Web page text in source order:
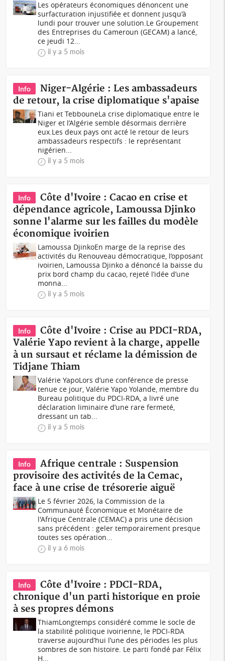
Les opérateurs économiques dénoncent une
surfacturation injustifiée et donnent jusqu'à
lundi pour trouver une solution.Le Groupement
des Entreprises du Cameroun (GECAM) a lancé,
ce jeudi 12...
il y a 5 mois
Info
Niger-Algérie : Les ambassadeurs
de retour, la crise diplomatique s'apaise
Tiani et TebbouneLa crise diplomatique entre le
Niger et l’Algérie semble désormais derrière
eux.Les deux pays ont acté le retour de leurs
ambassadeurs respectifs : le représentant
nigérien...
il y a 5 mois
Info
Côte d'Ivoire : Cacao en crise et
dépendance agricole, Lamoussa Djinko
sonne l'alarme sur les failles du modèle
économique ivoirien
Lamoussa DjinkoEn marge de la reprise des
activités du Renouveau démocratique, l’opposant
ivoirien, Lamoussa Djinko a dénoncé la baisse du
prix bord champ du cacao, rejeté l’idée d’une
monna...
il y a 5 mois
Info
Côte d'Ivoire : Crise au PDCI-RDA,
Valérie Yapo revient à la charge, appelle
à un sursaut et réclame la démission de
Tidjane Thiam
Valérie YapoLors d’une conférence de presse
tenue ce jour, Valérie Yapo Yolande, membre du
Bureau politique du PDCI-RDA, a livré une
déclaration liminaire d’une rare fermeté,
dressant un tab...
il y a 5 mois
Info
Afrique centrale : Suspension
provisoire des activités de la Cemac,
face à une crise de trésorerie aiguë
Le 5 février 2026, la Commission de la
Communauté Économique et Monétaire de
l'Afrique Centrale (CEMAC) a pris une décision
sans précédent : geler temporairement presque
toutes ses opération...
il y a 6 mois
Info
Côte d'Ivoire : PDCI-RDA,
chronique d'un parti historique en proie
à ses propres démons
ThiamLongtemps considéré comme le socle de
la stabilité politique ivoirienne, le PDCI-RDA
traverse aujourd’hui l’une des périodes les plus
sombres de son histoire. Le parti fondé par Félix
H...